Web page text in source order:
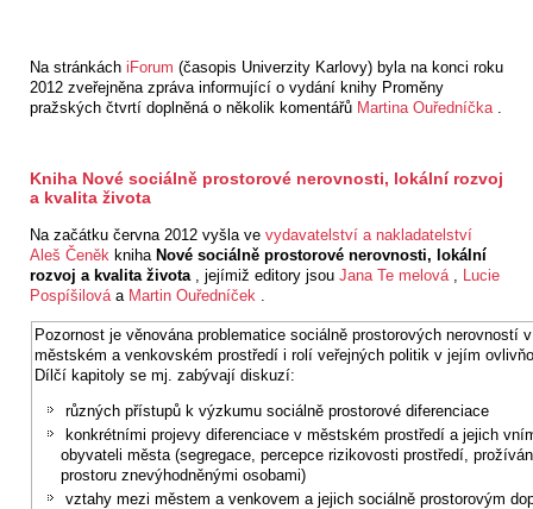
Na stránkách iForum (časopis Univerzity Karlovy) byla na konci roku
2012 zveřejněna zpráva informující o vydání knihy Proměny
pražských čtvrtí doplněná o několik komentářů Martina Ouředníčka .
Kniha Nové sociálně prostorové nerovnosti, lokální rozvoj
a kvalita života
Na začátku června 2012 vyšla ve vydavatelství a nakladatelství
Aleš Čeněk kniha Nové sociálně prostorové nerovnosti, lokální
rozvoj a kvalita života , jejímiž editory jsou Jana Te melová , Lucie
Pospíšilová a Martin Ouředníček .
Pozornost je věnována problematice sociálně prostorových nerovností v
městském a venkovském prostředí i rolí veřejných politik v jejím
Dílčí kapitoly se mj. zabývají diskuzí:
různých přístupů k výzkumu sociálně prostorové diferenciace
konkrétními projevy diferenciace v městském prostředí a jejich
obyvateli města (segregace, percepce rizikovosti prostředí,
prostoru znevýhodněnými osobami)
vztahy mezi městem a venkovem a jejich sociálně prostorovým